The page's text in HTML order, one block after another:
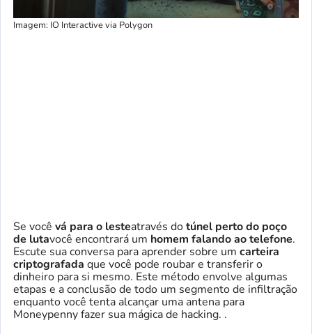
Imagem: IO Interactive via Polygon
Se você vá para o lesteatravés dotúnel perto do poço
de lutavocê encontrará um homem falando ao telefone.
Escute sua conversa para aprender sobre um carteira
criptografada que você pode roubar e transferir o
dinheiro para si mesmo. Este método envolve algumas
etapas e a conclusão de todo um segmento de infiltração
enquanto você tenta alcançar uma antena para
Moneypenny fazer sua mágica de hacking. .